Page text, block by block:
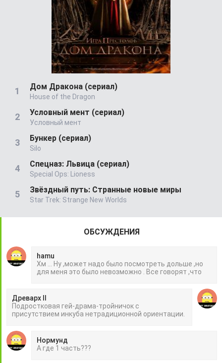
Дом Дракона (сериал)
House of the Dragon
Условный мент (сериал)
Условный мент
Бункер (сериал)
Silo
Спецназ: Львица (сериал)
Special Ops: Lioness
Звёздный путь: Странные новые миры
Star Trek: Strange New Worlds
ОБСУЖДЕНИЯ
hamu
Хм ... Ну ,может надо было посмотреть дольше ,но
для меня это было невозможно . Все говорят ,что
Древарх II
Подростковая гей-драма-тройничок с
присутствием инкуба нетрадиционной ориентации.
Нормунд
А где 1 часть???